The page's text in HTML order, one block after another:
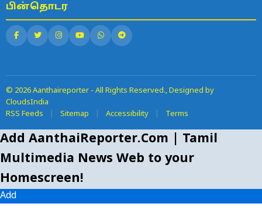
பின்தொடர
© 2026 Aanthaireporter - All Rights Reserved., Designed by
CloudsIndia
RSS Feeds
Sitemap Accessibility Terms
Add AanthaiReporter.Com | Tamil
Multimedia News Web to your
Homescreen!
Add